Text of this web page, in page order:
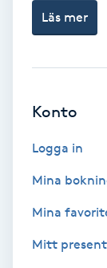
Hot Stone
Hudföryngring
Hyaluronsyra
Läs mer
Konto
Logga in
Mina
Mina
Mitt